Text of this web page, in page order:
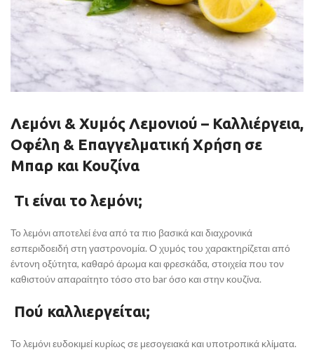
Λεμόνι & Χυμός Λεμονιού – Καλλιέργεια,
Οφέλη & Επαγγελματική Χρήση σε
Μπαρ και Κουζίνα
Τι είναι το λεμόνι;
Το λεμόνι αποτελεί ένα από τα πιο βασικά και διαχρονικά
εσπεριδοειδή στη γαστρονομία. Ο χυμός του χαρακτηρίζεται από
έντονη οξύτητα, καθαρό άρωμα και φρεσκάδα, στοιχεία που τον
καθιστούν απαραίτητο τόσο στο bar όσο και στην κουζίνα.
Πού καλλιεργείται;
Το λεμόνι ευδοκιμεί κυρίως σε μεσογειακά και υποτροπικά κλίματα.